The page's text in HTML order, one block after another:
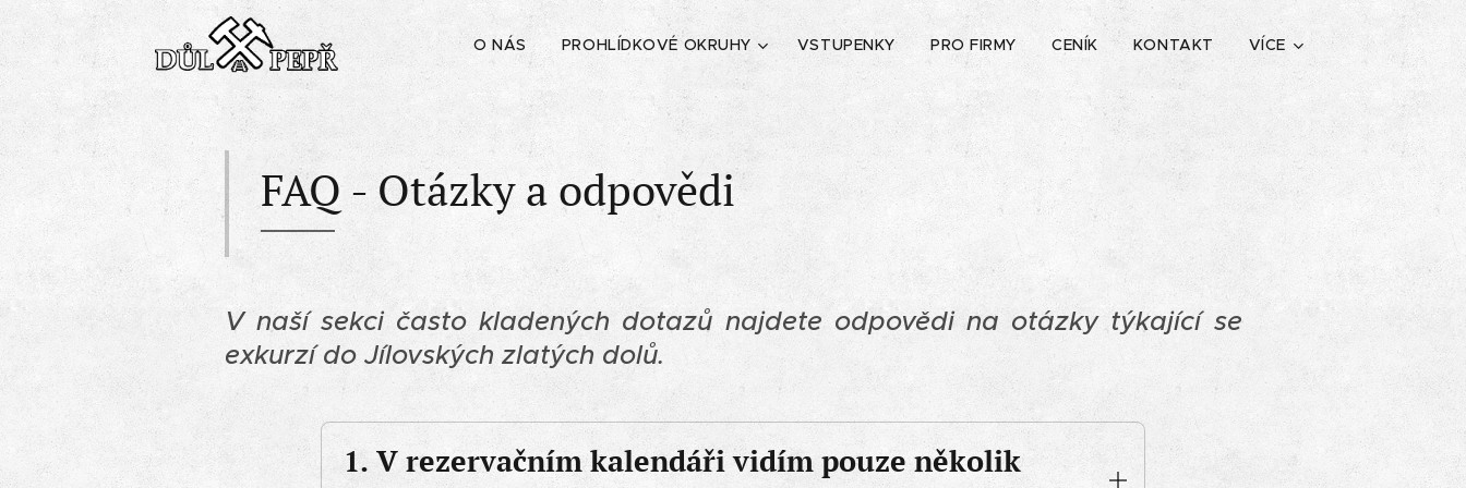
O NÁS PROHLÍDKOVÉ OKRUHY VSTUPENKY PRO FIRMY CENÍK KONTAKT VÍCE
FAQ - Otázky a odpovědi
V naší sekci často kladených dotazů najdete odpovědi na otázky týkající se
exkurzí do Jílovských zlatých dolů.
1. V rezervačním kalendáři vidím pouze několik